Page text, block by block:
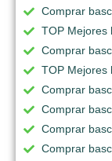
Comprar
TOP Mejores
Comprar
TOP Mejores
Comprar
Comprar
Comprar
Comprar